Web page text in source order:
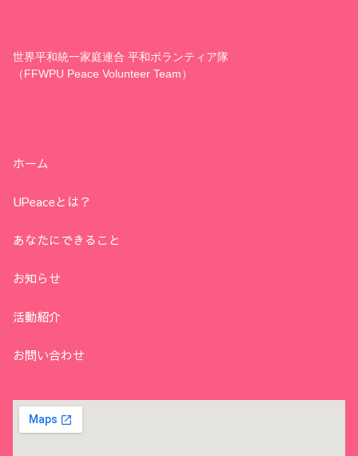
世界平和統一家庭連合 平和ボランティア隊
（FFWPU Peace Volunteer Team）
ホーム
UPeaceとは？
あなたにできること
お知らせ
活動紹介
お問い合わせ